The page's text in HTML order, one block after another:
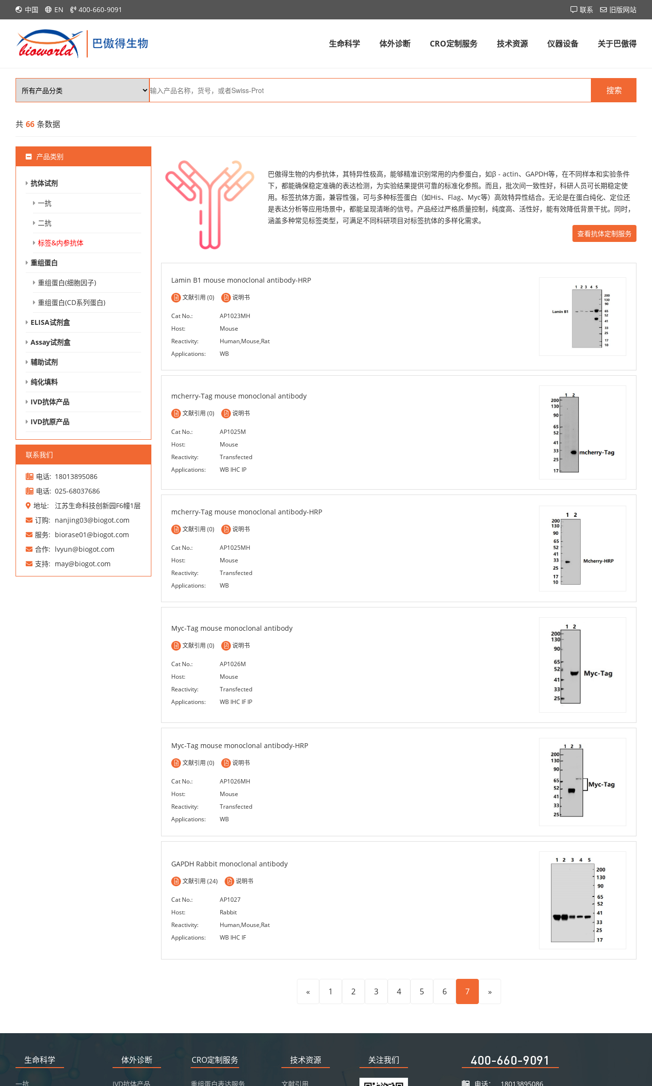
中国 EN 400-660-9091 联系 旧版网站
生命科学 体外诊断 CRO定制服务 技术资源 仪器设备 关于巴傲得
搜索
共 66 条数据
产品类别
抗体试剂
一抗
二抗
标签&内参抗体
重组蛋白
重组蛋白(细胞因子)
重组蛋白(CD系列蛋白)
ELISA试剂盒
Assay试剂盒
辅助试剂
纯化填料
IVD抗体产品
IVD抗原产品
联系我们
电话: 18013895086
电话: 025-68037686
地址:
江苏生命科技创新园F6幢1层
订购: nanjing03@biogot.com
服务: biorase01@biogot.com
合作: lvyun@biogot.com
支持: may@biogot.com
巴傲得生物的内参抗体，其特异性极高，能够精准识别常用的内参蛋白，如β - actin、GAPDH等，在不同样本和实验条件
下，都能确保稳定准确的表达检测，为实验结果提供可靠的标准化参照。而且，批次间一致性好，科研人员可长期稳定使
用。标签抗体方面，兼容性强，可与多种标签蛋白（如His、Flag、Myc等）高效特异性结合。无论是在蛋白纯化、定位还
是表达分析等应用场景中，都能呈现清晰的信号。产品经过严格质量控制，纯度高、活性好，能有效降低背景干扰。同时，
涵盖多种常见标签类型，可满足不同科研项目对标签抗体的多样化需求。
查看抗体定制服务
Lamin B1 mouse monoclonal antibody-HRP
文献引用 (0) 说明书
Cat No.:
AP1023MH
Host:
Mouse
Reactivity:
Human,Mouse,Rat
Applications:
WB
mcherry-Tag mouse monoclonal antibody
文献引用 (0) 说明书
Cat No.:
AP1025M
Host:
Mouse
Reactivity:
Transfected
Applications:
WB IHC IP
mcherry-Tag mouse monoclonal antibody-HRP
文献引用 (0) 说明书
Cat No.:
AP1025MH
Host:
Mouse
Reactivity:
Transfected
Applications:
WB
Myc-Tag mouse monoclonal antibody
文献引用 (0) 说明书
Cat No.:
AP1026M
Host:
Mouse
Reactivity:
Transfected
Applications:
WB IHC IF IP
Myc-Tag mouse monoclonal antibody-HRP
文献引用 (0) 说明书
Cat No.:
AP1026MH
Host:
Mouse
Reactivity:
Transfected
Applications:
WB
GAPDH Rabbit monoclonal antibody
文献引用 (24) 说明书
Cat No.:
AP1027
Host:
Rabbit
Reactivity:
Human,Mouse,Rat
Applications:
WB IHC IF
« 1 2 3 4 5 6 7 »
生命科学
一抗
体外诊断
IVD抗体产品
CRO定制服务
重组蛋白表达服务
技术资源
文献引用
关注我们 400-660-9091
电话： 18013895086